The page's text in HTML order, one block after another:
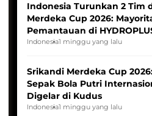
Indonesia Turunkan 2 Tim
Merdeka Cup 2026:
Pemantauan di
League
Indonesia1 minggu yang lalu
Srikandi Merdeka Cup
Sepak Bola Putri
Digelar di Kudus
Indonesia1 minggu yang lalu